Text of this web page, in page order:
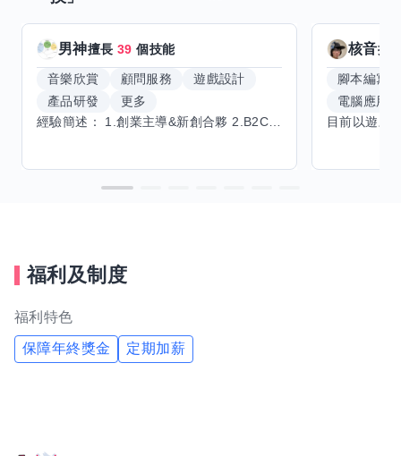
男神擅長39 個技能
音樂欣賞 顧問服務
遊戲設計
產品研發
更多
核音擅
腳本編寫
電腦應用
福利及制度
福利特色
保障年終獎金 定期加薪